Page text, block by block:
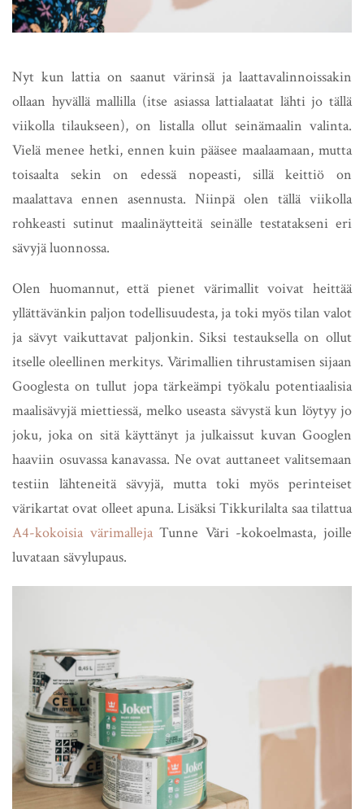
Nyt kun lattia on saanut värinsä ja laattavalinnoissakin
ollaan hyvällä mallilla (itse asiassa lattialaatat lähti jo tällä
viikolla tilaukseen), on listalla ollut seinämaalin valinta.
Vielä menee hetki, ennen kuin pääsee maalaamaan, mutta
toisaalta sekin on edessä nopeasti, sillä keittiö on
maalattava ennen asennusta. Niinpä olen tällä viikolla
rohkeasti sutinut maalinäytteitä seinälle testatakseni eri
sävyjä luonnossa.
Olen huomannut, että pienet värimallit voivat heittää
yllättävänkin paljon todellisuudesta, ja toki myös tilan valot
ja sävyt vaikuttavat paljonkin. Siksi testauksella on ollut
itselle oleellinen merkitys. Värimallien tihrustamisen sijaan
Googlesta on tullut jopa tärkeämpi työkalu potentiaalisia
maalisävyjä miettiessä, melko useasta sävystä kun löytyy jo
joku, joka on sitä käyttänyt ja julkaissut kuvan Googlen
haaviin osuvassa kanavassa. Ne ovat auttaneet valitsemaan
testiin lähteneitä sävyjä, mutta toki myös perinteiset
värikartat ovat olleet apuna. Lisäksi Tikkurilalta saa tilattua
A4-kokoisia värimallejaTunne Väri -kokoelmasta, joille
luvataan sävylupaus.